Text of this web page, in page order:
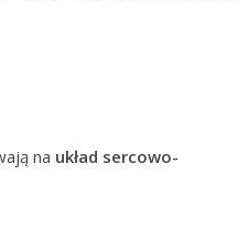
na układ sercowo-